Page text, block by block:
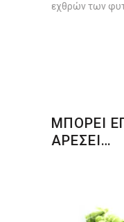
εχθρών των
ΜΠΟΡΕΙ
ΑΡΕΣΕΙ…